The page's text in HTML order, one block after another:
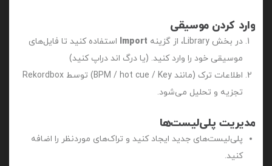
وارد کردن موسیقی
در بخش Library، از گزینه Import استفاده کنید تا فایل‌های
موسیقی خود را وارد کنید. (یا درگ اند دراپ کنید)
اطلاعات ترک (مانند BPM / hot cue / Key) توسط Rekordbox
تجزیه و تحلیل می‌شود.
مدیریت پلی‌لیست‌ها
پلی‌لیست‌های جدید ایجاد کنید و تراک‌های موردنظر را اضافه
کنید.